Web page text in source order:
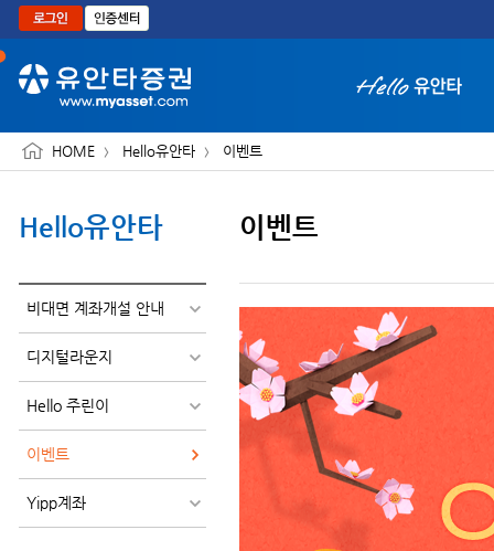
본문으로 바로가기
HOME Hello유안타 이벤트
Hello유안타
비대면 계좌개설 안내
디지털라운지
Hello 주린이
이벤트
Yipp계좌
이벤트